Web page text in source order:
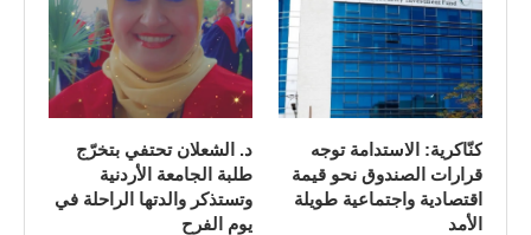
كنّاكرية: الاستدامة توجه
قرارات الصندوق نحو قيمة
اقتصادية واجتماعية طويلة
الأمد
د. الشعلان تحتفي بتخرّج
طلبة الجامعة الأردنية
وتستذكر والدتها الراحلة في
يوم الفرح